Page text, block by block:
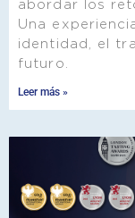
abordar los
Una
identidad, el
futuro.
Leer más »